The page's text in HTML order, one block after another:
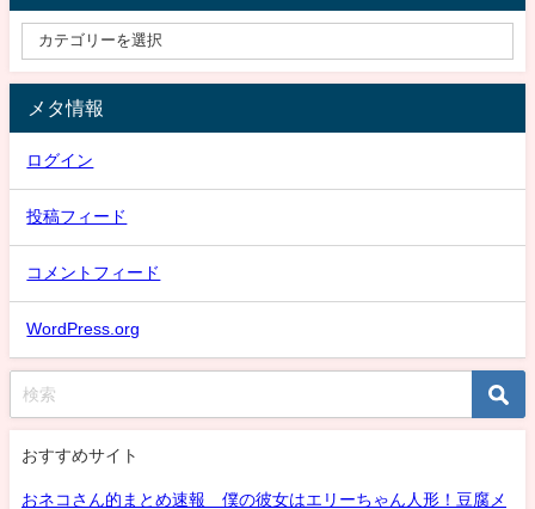
メタ情報
ログイン
投稿フィード
コメントフィード
WordPress.org
おすすめサイト
おネコさん的まとめ速報 僕の彼女はエリーちゃん人形！豆腐メ